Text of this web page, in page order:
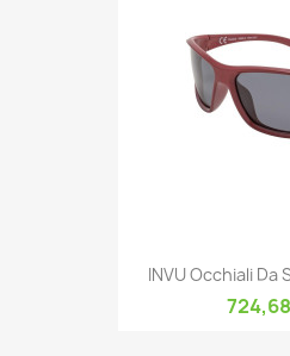
INVU Occhiali Da